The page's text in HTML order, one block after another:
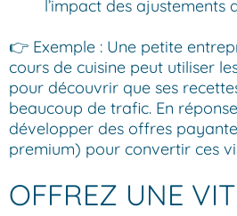
l’impact des ajustements
👉 Exemple : Une petite
cours de cuisine peut utiliser
pour découvrir que ses
beaucoup de trafic. En
développer des offres
premium) pour convertir ces
OFFREZ UNE